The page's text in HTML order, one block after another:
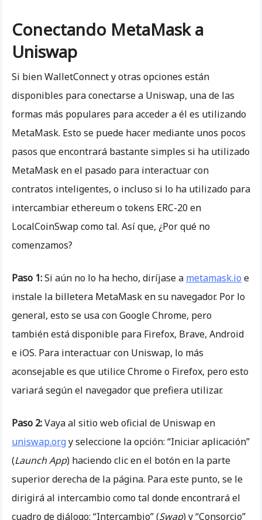
Conectando MetaMask a
Uniswap
Si bien WalletConnect y otras opciones están
disponibles para conectarse a Uniswap, una de las
formas más populares para acceder a él es utilizando
MetaMask. Esto se puede hacer mediante unos pocos
pasos que encontrará bastante simples si ha utilizado
MetaMask en el pasado para interactuar con
contratos inteligentes, o incluso si lo ha utilizado para
intercambiar ethereum o tokens ERC-20 en
LocalCoinSwap como tal. Así que, ¿Por qué no
comenzamos?
Paso 1:Si aún no lo ha hecho, diríjase a metamask.io e
instale la billetera MetaMask en su navegador. Por lo
general, esto se usa con Google Chrome, pero
también está disponible para Firefox, Brave, Android
e iOS. Para interactuar con Uniswap, lo más
aconsejable es que utilice Chrome o Firefox, pero esto
variará según el navegador que prefiera utilizar.
Paso 2:Vaya al sitio web oficial de Uniswap en
uniswap.orgy seleccione la opción: “Iniciar aplicación”
(Launch App) haciendo clic en el botón en la parte
superior derecha de la página. Para este punto, se le
dirigirá al intercambio como tal donde encontrará el
cuadro de diálogo: “Intercambio” (Swap) y “Consorcio”